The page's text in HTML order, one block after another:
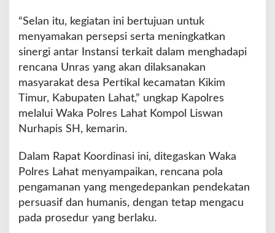
“Selan itu, kegiatan ini bertujuan untuk
menyamakan persepsi serta meningkatkan
sinergi antar Instansi terkait dalam menghadapi
rencana Unras yang akan dilaksanakan
masyarakat desa Pertikal kecamatan Kikim
Timur, Kabupaten Lahat,” ungkap Kapolres
melalui Waka Polres Lahat Kompol Liswan
Nurhapis SH, kemarin.
Dalam Rapat Koordinasi ini, ditegaskan Waka
Polres Lahat menyampaikan, rencana pola
pengamanan yang mengedepankan pendekatan
persuasif dan humanis, dengan tetap mengacu
pada prosedur yang berlaku.